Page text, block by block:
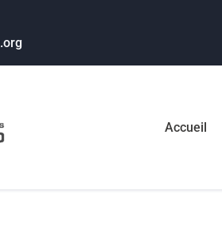
Accueil